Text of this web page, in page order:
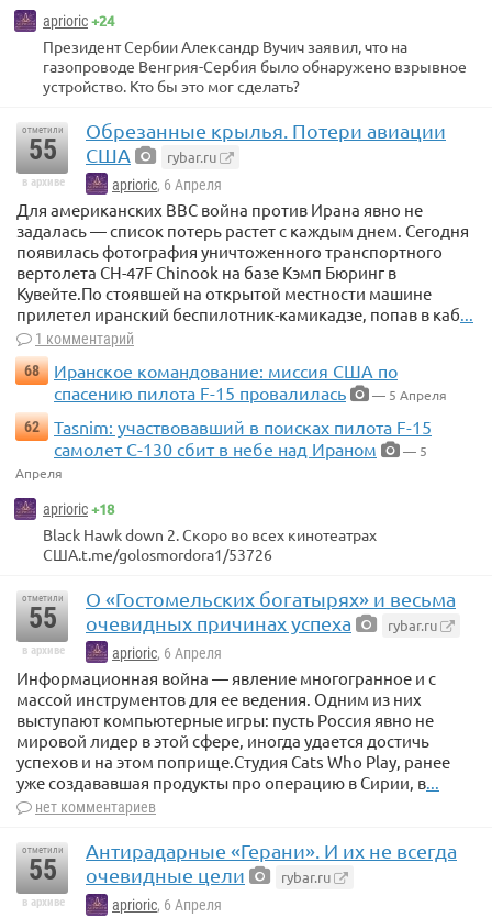
aprioric+24
Президент Сербии Александр Вучич заявил, что на
газопроводе Венгрия-Сербия было обнаружено взрывное
устройство. Кто бы это мог сделать?
отметили
55
в архиве
Обрезанные крылья. Потери авиации
США
rybar.ru
aprioric, 6 Апреля
Для американских ВВС война против Ирана явно не
задалась — список потерь растет с каждым днем. Сегодня
появилась фотография уничтоженного транспортного
вертолета CH-47F Chinook на базе Кэмп Бюринг в
Кувейте.По стоявшей на открытой местности машине
прилетел иранский беспилотник-камикадзе, попав в каб...
1 комментарий
68
Иранское командование: миссия США по
спасению пилота F-15 провалилась
— 5 Апреля
62
Tasnim: участвовавший в поисках пилота F-15
самолет С-130 сбит в небе над Ираном
— 5
Апреля
aprioric+18
Black Hawk down 2. Скоро во всех кинотеатрах
США.t.me/golosmordora1/53726
отметили
55
в архиве
О «Гостомельских богатырях» и весьма
очевидных причинах успеха
rybar.ru
aprioric, 6 Апреля
Информационная война — явление многогранное и с
массой инструментов для ее ведения. Одним из них
выступают компьютерные игры: пусть Россия явно не
мировой лидер в этой сфере, иногда удается достичь
успехов и на этом поприще.Студия Cats Who Play, ранее
уже создававшая продукты про операцию в Сирии, в...
нет комментариев
отметили
55
в архиве
Антирадарные «Герани». И их не всегда
очевидные цели
rybar.ru
aprioric, 6 Апреля